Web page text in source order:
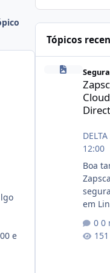
e
Tópicos
Zapscape (CVE-
DELTA
12:00
Boa
em
ents/
0